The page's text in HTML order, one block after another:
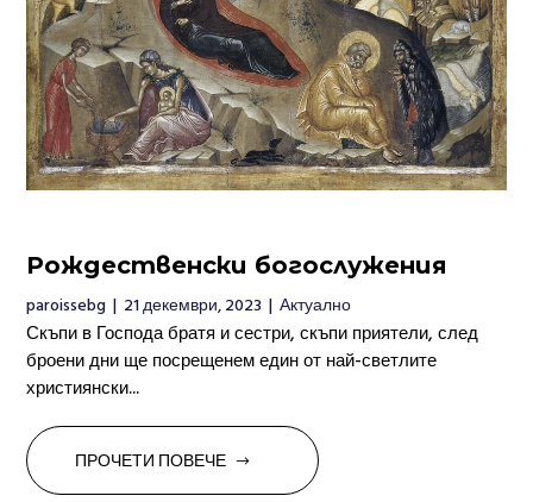
Рождественски богослужения
paroissebg | 21 декември, 2023 | Актуално
Скъпи в Господа братя и сестри, скъпи приятели, след
броени дни ще посрещенем един от най-светлите
християнски...
ПРОЧЕТИ ПОВЕЧЕ